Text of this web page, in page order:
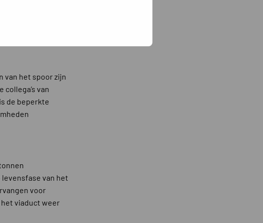
gemiddeld 3000
van het spoor zijn
van
de beperkte
van het
voor
het viaduct weer